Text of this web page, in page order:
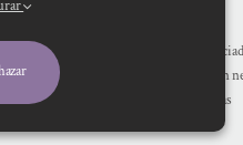
reflejan
mismas